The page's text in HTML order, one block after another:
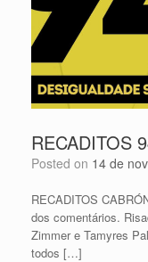
RECADITOS
Posted on 14 de
RECADITOS
dos comentários.
Zimmer e Tamyres
todos […]